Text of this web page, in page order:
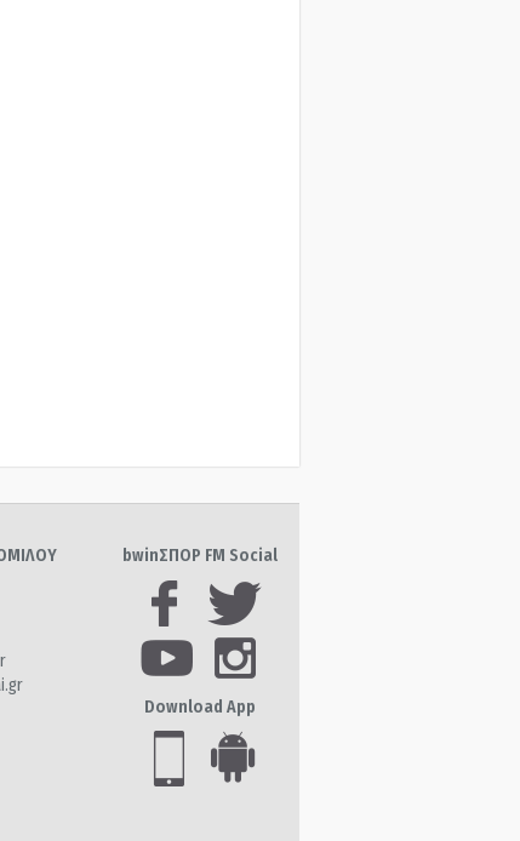
bwinΣΠΟΡ FM Social
Download App